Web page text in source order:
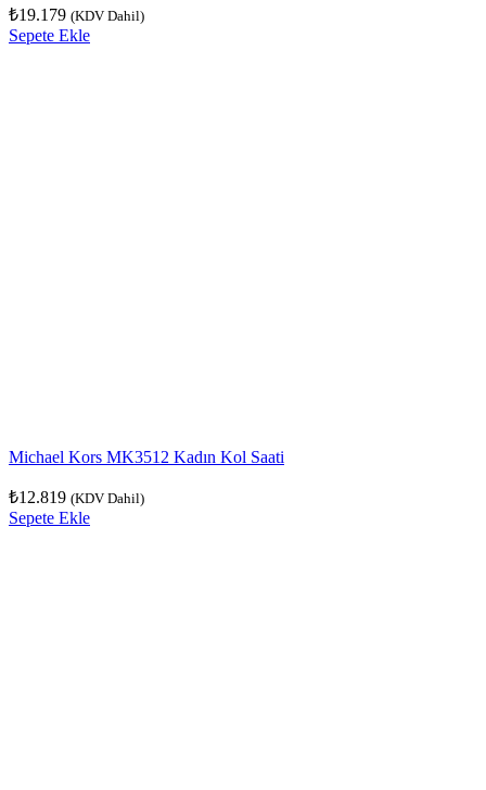
₺19.179 (KDV Dahil)
Sepete Ekle
Michael Kors MK3512 Kadın Kol Saati
₺12.819 (KDV Dahil)
Sepete Ekle